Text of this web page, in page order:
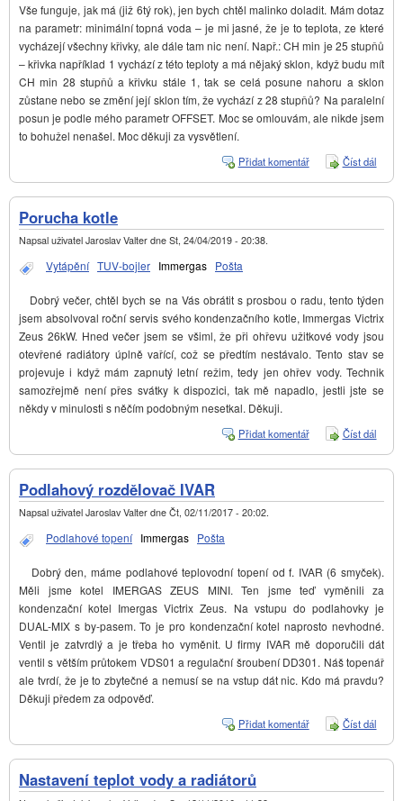
Vše funguje, jak má (již 6tý rok), jen bych chtěl malinko doladit. Mám dotaz
na parametr: minimální topná voda – je mi jasné, že je to teplota, ze které
vycházejí všechny křivky, ale dále tam nic není. Např.: CH min je 25 stupňů
– křivka například 1 vychází z této teploty a má nějaký sklon, když budu mít
CH min 28 stupňů a křivku stále 1, tak se celá posune nahoru a sklon
zůstane nebo se změní její sklon tím, že vychází z 28 stupňů? Na paralelní
posun je podle mého parametr OFFSET. Moc se omlouvám, ale nikde jsem
to bohužel nenašel. Moc děkuji za vysvětlení.
Číst dál
Přidat komentář
Porucha kotle
Napsal uživatel Jaroslav Valter dne St, 24/04/2019 - 20:38
Vytápění TUV-bojler Immergas Pošta
Dobrý večer, chtěl bych se na Vás obrátit s prosbou o radu, tento týden
jsem absolvoval roční servis svého kondenzačního kotle, Immergas Victrix
Zeus 26kW. Hned večer jsem se všiml, že při ohřevu užitkové vody jsou
otevřené radiátory úplně vařící, což se předtím nestávalo. Tento stav se
projevuje i když mám zapnutý letní režim, tedy jen ohřev vody. Technik
samozřejmě není přes svátky k dispozici, tak mě napadlo, jestli jste se
někdy v minulosti s něčím podobným nesetkal. Děkuji.
Číst dál
kotle
Přidat komentář
Podlahový rozdělovač IVAR
Napsal uživatel Jaroslav Valter dne Čt, 02/11/2017 - 20:02.
Podlahové topení Immergas Pošta
Dobrý den, máme podlahové teplovodní topení od f. IVAR (6 smyček).
Měli jsme kotel IMERGAS ZEUS MINI. Ten jsme teď vyměnili za
kondenzační kotel Imergas Victrix Zeus. Na vstupu do podlahovky je
DUAL-MIX s by-pasem. To je pro kondenzační kotel naprosto nevhodné.
Ventil je zatvrdlý a je třeba ho vyměnit. U firmy IVAR mě doporučili dát
ventil s větším průtokem VDS01 a regulační šroubení DD301. Náš topenář
ale tvrdí, že je to zbytečné a nemusí se na vstup dát nic. Kdo má pravdu?
Děkuji předem za odpověď.
Číst dál
Přidat komentář
Nastavení teplot vody a radiátorů